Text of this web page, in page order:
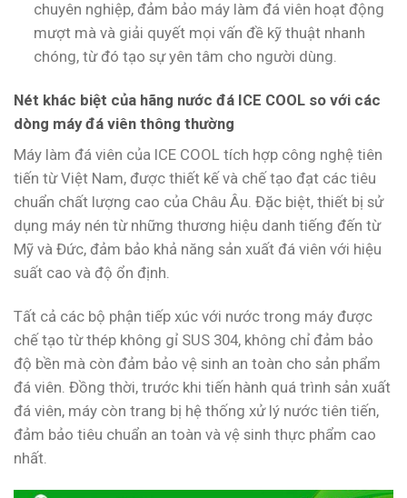
chuyên nghiệp, đảm bảo máy làm đá viên hoạt động
mượt mà và giải quyết mọi vấn đề kỹ thuật nhanh
chóng, từ đó tạo sự yên tâm cho người dùng.
Nét khác biệt của hãng nước đá ICE COOL so với các
dòng máy đá viên thông thường
Máy làm đá viên của ICE COOL tích hợp công nghệ tiên
tiến từ Việt Nam, được thiết kế và chế tạo đạt các tiêu
chuẩn chất lượng cao của Châu Âu. Đặc biệt, thiết bị sử
dụng máy nén từ những thương hiệu danh tiếng đến từ
Mỹ và Đức, đảm bảo khả năng sản xuất đá viên với hiệu
suất cao và độ ổn định.
Tất cả các bộ phận tiếp xúc với nước trong máy được
chế tạo từ thép không gỉ SUS 304, không chỉ đảm bảo
độ bền mà còn đảm bảo vệ sinh an toàn cho sản phẩm
đá viên. Đồng thời, trước khi tiến hành quá trình sản xuất
đá viên, máy còn trang bị hệ thống xử lý nước tiên tiến,
đảm bảo tiêu chuẩn an toàn và vệ sinh thực phẩm cao
nhất.